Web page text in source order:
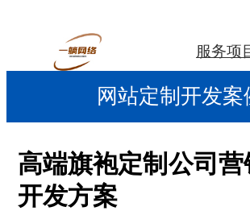
服务项
网站定制开发案
高端旗袍定制公司
开发方案